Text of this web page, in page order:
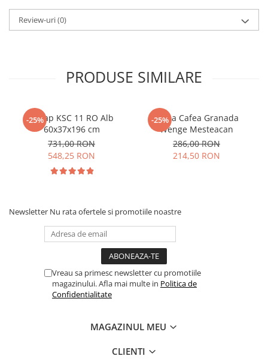
Review-uri(0)
PRODUSE SIMILARE
-25%
Dulap KSC 11 RO Alb
60x37x196 cm
731,00 RON
548,25 RON
-25%
Masa Cafea Granada
Wenge Mesteacan
286,00 RON
214,50 RON
Newsletter Nu rata ofertele si promotiile noastre
Vreau sa primesc newsletter cu promotiile
magazinului. Afla mai multe in Politica de
Confidentialitate
MAGAZINUL MEU
CLIENTI